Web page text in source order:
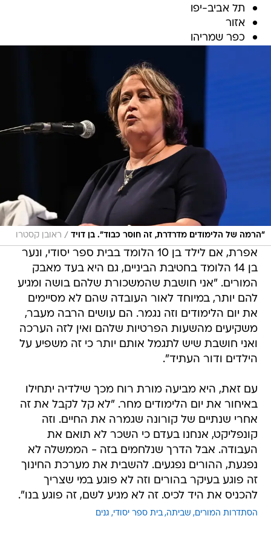
תל אביב-יפו
אזור
כפר שמריהו
"הרמה של הלימודים מדרדרת, זה חוסר כבוד". בן דויד / ראובן קסטרו
אפרת, אם לילד בן 10 הלומד בבית ספר יסודי, ונער
בן 14 הלומד בחטיבת הביניים, גם היא בעד מאבק
המורים. "אני חושבת שהמשכורת שלהם בושה ומגיע
להם יותר, במיוחד לאור העובדה שהם לא מסיימים
את יום הלימודים וזה נגמר. הם עושים הרבה מעבר,
משקיעים מהשעות הפרטיות שלהם ואין לזה הערכה
ואני חושבת שיש לתגמל אותם יותר כי זה משפיע על
הילדים ודור העתיד".
עם זאת, היא מביעה מורת רוח מכך שילדיה יתחילו
באיחור את יום הלימודים מחר. "לא קל לקבל את זה
אחרי שנתיים של קורונה שגמרה את החיים. וזה
קונפליקט, אנחנו בעדם כי השכר לא תואם את
העבודה. אבל הדרך שנלחמים בזה - הממשלה לא
נפגעת, ההורים נפגעים. להשבית את מערכת החינוך
זה פוגע בעיקר בהורים וזה לא פוגע במי שצריך
להכניס את היד לכיס. זה לא מגיע לשם, זה פוגע בנו".
הסתדרות המורים שביתה בית ספר יסודי גנים